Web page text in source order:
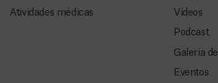
Atividades médicas Vídeos
Podcast
Galeria
Eventos